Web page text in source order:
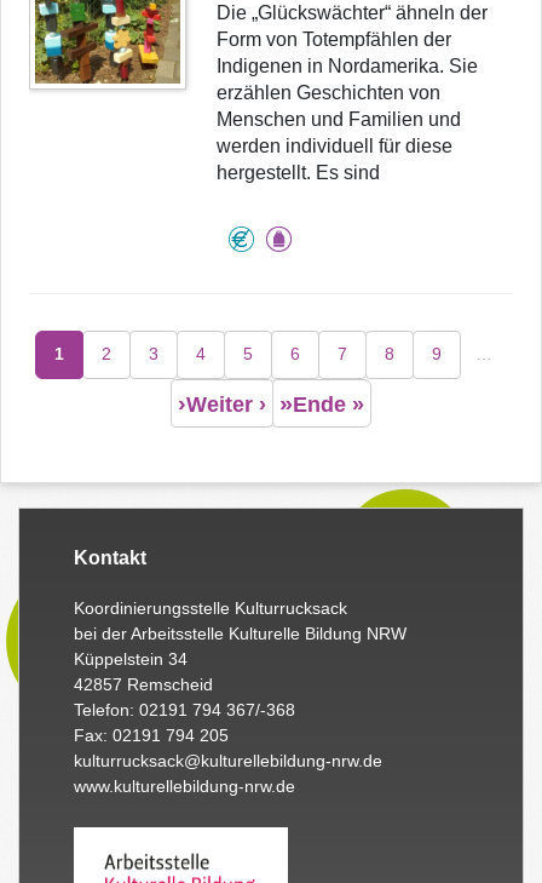
Die „Glückswächter“ ähneln der
Form von Totempfählen der
Indigenen in Nordamerika. Sie
erzählen Geschichten von
Menschen und Familien und
werden individuell für diese
hergestellt. Es sind
Seitennummerierung
Seite
1
Seite
2
Seite
3
Seite
4
Seite
5
Seite
6
Seite
7
Seite
8
Seite
9 …
Weiter › Ende »
Kontakt
Koordinierungsstelle Kulturrucksack
bei der Arbeitsstelle Kulturelle Bildung NRW
Küppelstein 34
42857 Remscheid
Telefon: 02191 794 367/-368
Fax: 02191 794 205
kulturrucksack@kulturellebildung-nrw.de
www.kulturellebildung-nrw.de